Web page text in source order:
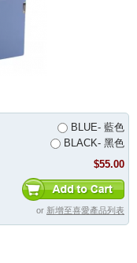
BLUE- 藍色
BLACK- 黑色
$55.00
or 新增至喜愛產品列表